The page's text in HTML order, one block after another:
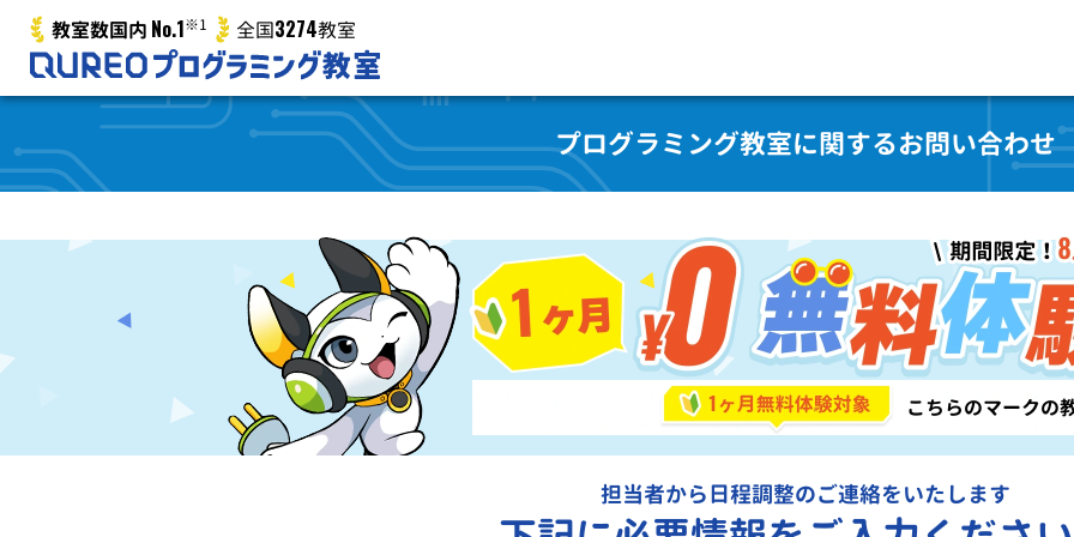
教室数国内 No.1※1 全国3274教室
プログラミング教室に関するお問い合わせ
担当者から日程調整のご連絡をいたします